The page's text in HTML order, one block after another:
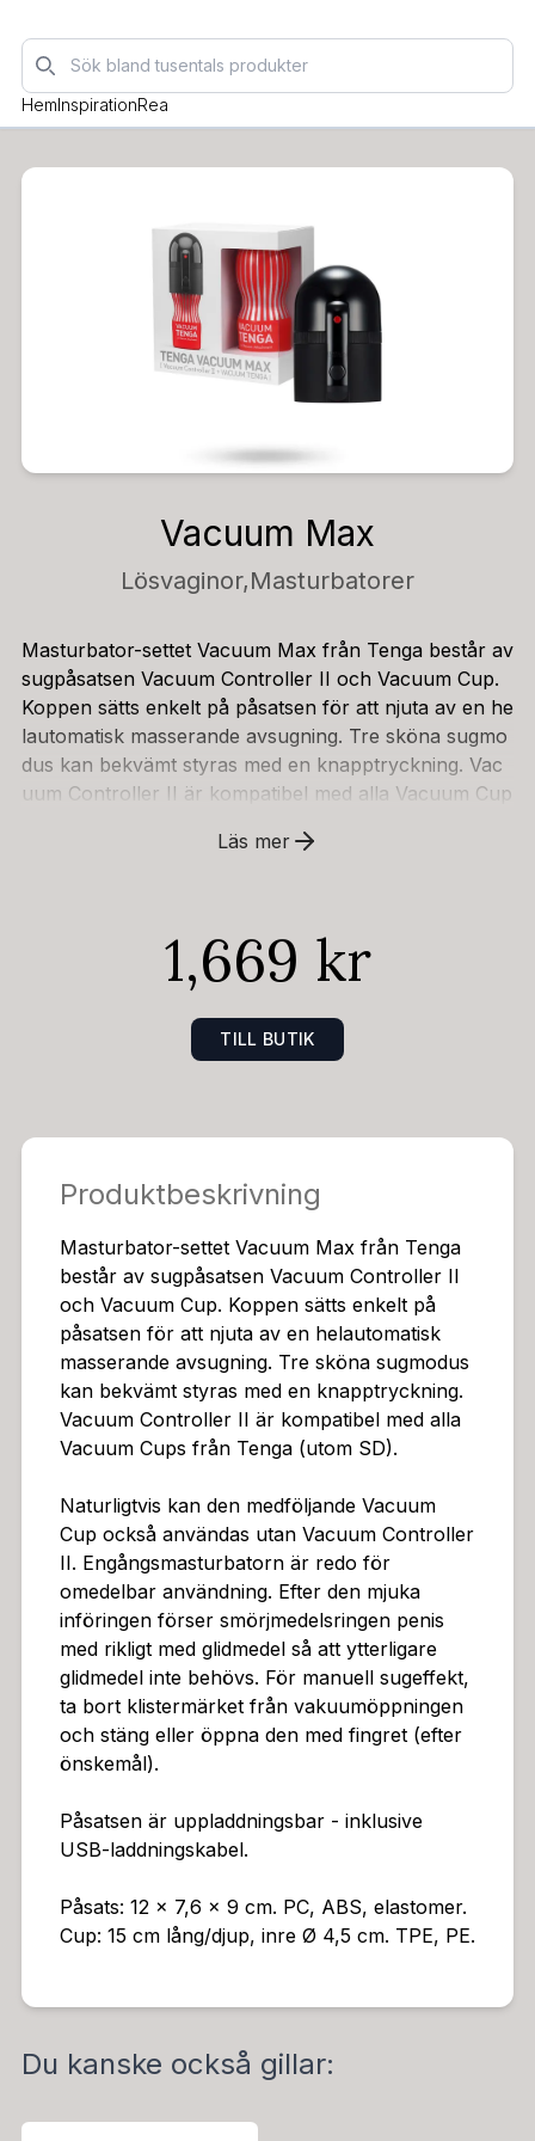
Sök
HemInspirationRea
Vacuum Max
Lösvaginor,Masturbatorer
Masturbator-settet Vacuum Max från Tenga består av
sugpåsatsen Vacuum Controller II och Vacuum Cup.
Koppen sätts enkelt på påsatsen för att njuta av en he
lautomatisk masserande avsugning. Tre sköna sugmo
dus kan bekvämt styras med en knapptryckning. Vac
uum Controller II är kompatibel med alla Vacuum Cup
nde Vacuum Cup också användas utan Vacuum Cont
edelsringen penis med rikligt med glidmedel så att ytter
ligare glidmedel inte behövs. För manuell sugeffekt, ta
bort klistermärket från vakuumöppningen och stäng
eller öppna den med fingret (efter önskemål).Påsatse
n är uppladdningsbar - inklusive USB-laddningskabel.
Läs mer
1,669 kr
TILL BUTIK
Produktbeskrivning
Masturbator-settet Vacuum Max från Tenga
består av sugpåsatsen Vacuum Controller II
och Vacuum Cup. Koppen sätts enkelt på
påsatsen för att njuta av en helautomatisk
masserande avsugning. Tre sköna sugmodus
kan bekvämt styras med en knapptryckning.
Vacuum Controller II är kompatibel med alla
Vacuum Cups från Tenga (utom SD).
Naturligtvis kan den medföljande Vacuum
Cup också användas utan Vacuum Controller
II. Engångsmasturbatorn är redo för
omedelbar användning. Efter den mjuka
införingen förser smörjmedelsringen penis
med rikligt med glidmedel så att ytterligare
glidmedel inte behövs. För manuell sugeffekt,
ta bort klistermärket från vakuumöppningen
och stäng eller öppna den med fingret (efter
önskemål).
Påsatsen är uppladdningsbar - inklusive
USB-laddningskabel.
Påsats: 12 x 7,6 x 9 cm. PC, ABS, elastomer.
Cup: 15 cm lång/djup, inre Ø 4,5 cm. TPE, PE.
Du kanske också gillar: